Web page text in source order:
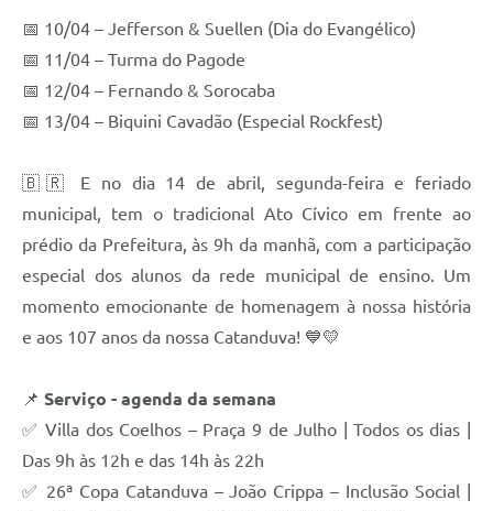
📅 10/04 – Jefferson & Suellen (Dia do Evangélico)
📅 11/04 – Turma do Pagode
📅 12/04 – Fernando & Sorocaba
📅 13/04 – Biquini Cavadão (Especial Rockfest)
🇧🇷 E no dia 14 de abril, segunda-feira e feriado
municipal, tem o tradicional Ato Cívico em frente ao
prédio da Prefeitura, às 9h da manhã, com a participação
especial dos alunos da rede municipal de ensino. Um
momento emocionante de homenagem à nossa história
e aos 107 anos da nossa Catanduva! 💙💛
📌 Serviço - agenda da semana
✅ Villa dos Coelhos – Praça 9 de Julho | Todos os dias |
Das 9h às 12h e das 14h às 22h
✅ 26ª Copa Catanduva – João Crippa – Inclusão Social |